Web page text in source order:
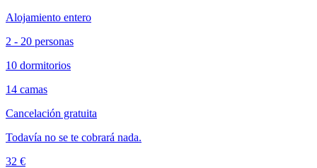
Alojamiento entero
2 - 20 personas
10 dormitorios
14 camas
Cancelación gratuita
Todavía no se te cobrará nada.
32 €